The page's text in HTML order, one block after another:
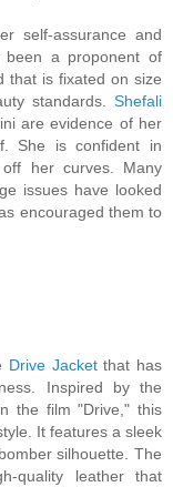
self-assurance and
been a proponent of
that is fixated on size
standards. Shefali
are evidence of her
She is confident in
off her curves. Many
issues have looked
encouraged them to
Drive Jacketthat has
Inspired by the
the film "Drive," this
It features a sleek
silhouette. The
quality leather that